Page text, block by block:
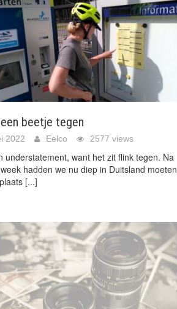
beetje tegen
2022 Eelco 2577 views
understatement, want het zit flink tegen. Na
hadden we nu diep in Duitsland moeten
[...]